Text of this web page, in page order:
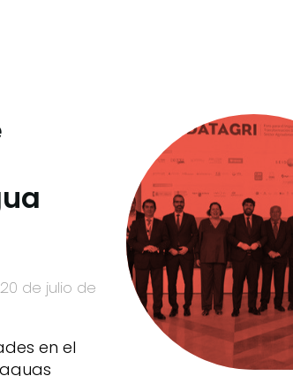
de julio de
en el